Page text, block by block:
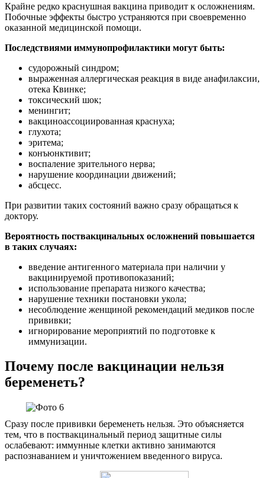
Крайне редко краснушная вакцина приводит к осложнениям.
Побочные эффекты быстро устраняются при своевременно
оказанной медицинской помощи.
Последствиями иммунопрофилактики могут быть:
судорожный синдром;
выраженная аллергическая реакция в виде анафилаксии,
отека Квинке;
токсический шок;
менингит;
вакциноассоциированная краснуха;
глухота;
эритема;
конъюнктивит;
воспаление зрительного нерва;
нарушение координации движений;
абсцесс.
При развитии таких состояний важно сразу обращаться к
доктору.
Вероятность поствакцинальных осложнений повышается
в таких случаях:
введение антигенного материала при наличии у
вакцинируемой противопоказаний;
использование препарата низкого качества;
нарушение техники постановки укола;
несоблюдение женщиной рекомендаций медиков после
прививки;
игнорирование мероприятий по подготовке к
иммунизации.
Почему после вакцинации нельзя
беременеть?
Сразу после прививки беременеть нельзя. Это объясняется
тем, что в поствакцинальный период защитные силы
ослабевают: иммунные клетки активно занимаются
распознаванием и уничтожением введенного вируса.